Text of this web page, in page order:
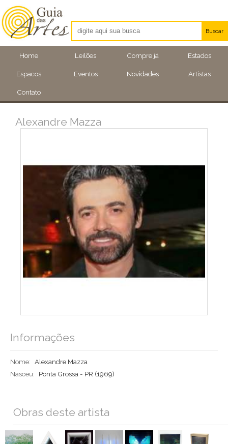
Home Leilões Compre já Estados
Espacos Eventos Novidades Artistas
Contato
Buscar
Artistas
Eventos
Alexandre Mazza
Informações
Nome: Alexandre Mazza
Nasceu:
Ponta Grossa - PR (1969)
Obras deste artista